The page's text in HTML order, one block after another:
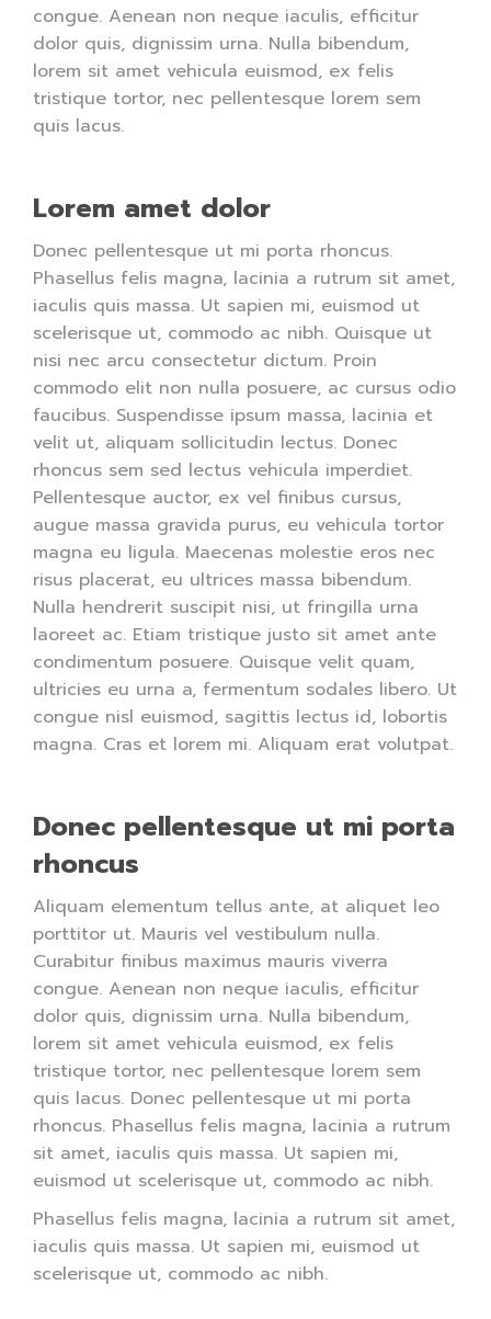
congue. Aenean non neque iaculis, efficitur
dolor quis, dignissim urna. Nulla bibendum,
lorem sit amet vehicula euismod, ex felis
tristique tortor, nec pellentesque lorem sem
quis lacus.
Lorem amet dolor
Donec pellentesque ut mi porta rhoncus.
Phasellus felis magna, lacinia a rutrum sit amet,
iaculis quis massa. Ut sapien mi, euismod ut
scelerisque ut, commodo ac nibh. Quisque ut
nisi nec arcu consectetur dictum. Proin
commodo elit non nulla posuere, ac cursus odio
faucibus. Suspendisse ipsum massa, lacinia et
velit ut, aliquam sollicitudin lectus. Donec
rhoncus sem sed lectus vehicula imperdiet.
Pellentesque auctor, ex vel finibus cursus,
augue massa gravida purus, eu vehicula tortor
magna eu ligula. Maecenas molestie eros nec
risus placerat, eu ultrices massa bibendum.
Nulla hendrerit suscipit nisi, ut fringilla urna
laoreet ac. Etiam tristique justo sit amet ante
condimentum posuere. Quisque velit quam,
ultricies eu urna a, fermentum sodales libero. Ut
congue nisl euismod, sagittis lectus id, lobortis
magna. Cras et lorem mi. Aliquam erat volutpat.
Donec pellentesque ut mi porta
rhoncus
Aliquam elementum tellus ante, at aliquet leo
porttitor ut. Mauris vel vestibulum nulla.
Curabitur finibus maximus mauris viverra
congue. Aenean non neque iaculis, efficitur
dolor quis, dignissim urna. Nulla bibendum,
lorem sit amet vehicula euismod, ex felis
tristique tortor, nec pellentesque lorem sem
quis lacus. Donec pellentesque ut mi porta
rhoncus. Phasellus felis magna, lacinia a rutrum
sit amet, iaculis quis massa. Ut sapien mi,
euismod ut scelerisque ut, commodo ac nibh.
Phasellus felis magna, lacinia a rutrum sit amet,
iaculis quis massa. Ut sapien mi, euismod ut
scelerisque ut, commodo ac nibh.